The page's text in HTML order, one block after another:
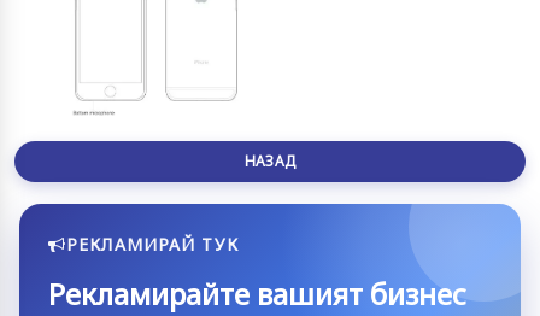
НАЗАД
РЕКЛАМИРАЙ ТУК
Рекламирайте вашият бизнес